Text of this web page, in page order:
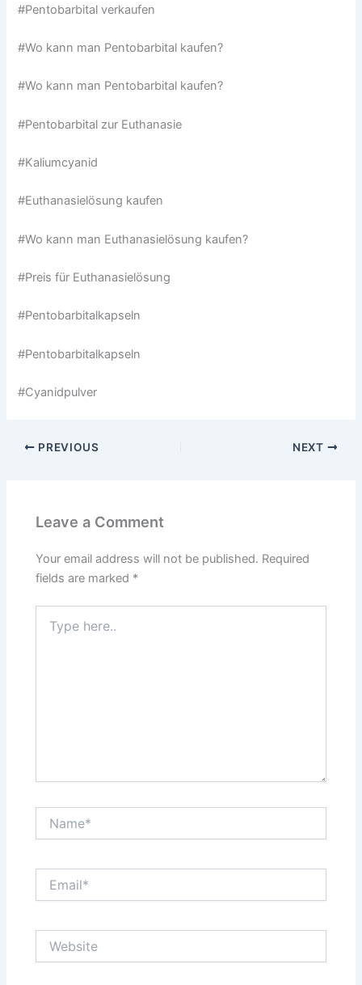
#Pentobarbital verkaufen
#Wo kann man Pentobarbital kaufen?
#Wo kann man Pentobarbital kaufen?
#Pentobarbital zur Euthanasie
#Kaliumcyanid
#Euthanasielösung kaufen
#Wo kann man Euthanasielösung kaufen?
#Preis für Euthanasielösung
#Pentobarbitalkapseln
#Pentobarbitalkapseln
#Cyanidpulver
PREVIOUS NEXT
Leave a Comment
Your email address will not be published. Required
fields are marked *
here..